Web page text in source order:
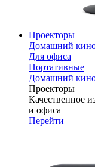
Проекторы
Домашний
Для офиса
Портативные
Домашний
Проекторы
Качественное
и офиса
Перейти